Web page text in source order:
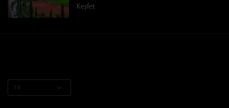
Keşfet
TR